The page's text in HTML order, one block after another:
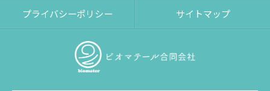
プライバシーポリシー サイトマップ